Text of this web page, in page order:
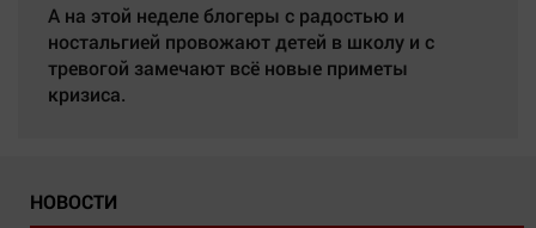
А на этой неделе блогеры с радостью и
ностальгией провожают детей в школу и с
тревогой замечают всё новые приметы
кризиса.
НОВОСТИ